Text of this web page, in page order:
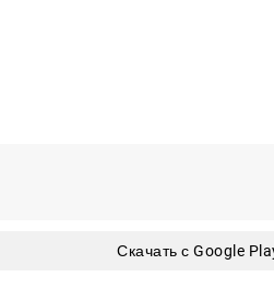
Скачать с Google